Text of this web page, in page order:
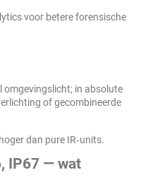
voor betere forensische
omgevingslicht; in absolute
of gecombineerde
dan pure IR‑units.
IP67 — wat